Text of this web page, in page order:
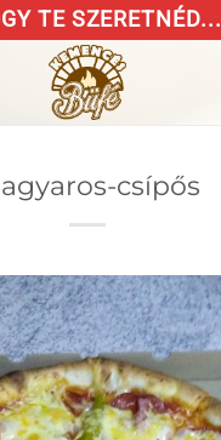
TE SZERETNÉD...
csípős